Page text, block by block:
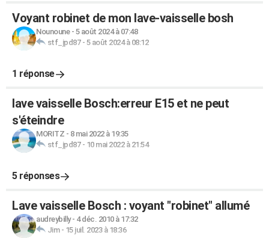
Voyant robinet de mon lave-vaisselle bosh
Nounoune- 5 août 2024 à 07:48
stf_jpd87- 5 août 2024 à 08:12
1 réponse
lave vaisselle Bosch:erreur E15 et ne peut
s'éteindre
MORITZ - 8 mai 2022 à 19:35
stf_jpd87- 10 mai 2022 à 21:54
5 réponses
Lave vaisselle Bosch : voyant "robinet" allumé
audreybilly- 4 déc. 2010 à 17:32
Jim- 15 juil. 2023 à 18:36